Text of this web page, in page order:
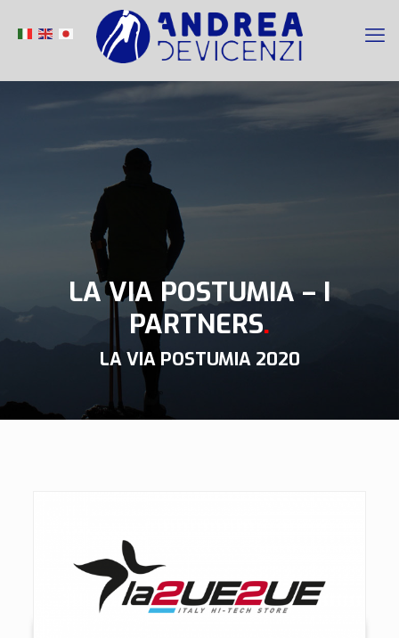
LA VIA POSTUMIA – I
PARTNERS.
LA VIA POSTUMIA 2020